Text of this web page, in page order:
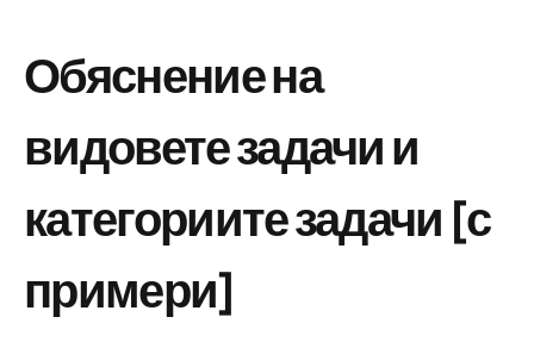
Обяснение на
видовете задачи и
категориите задачи [с
примери]